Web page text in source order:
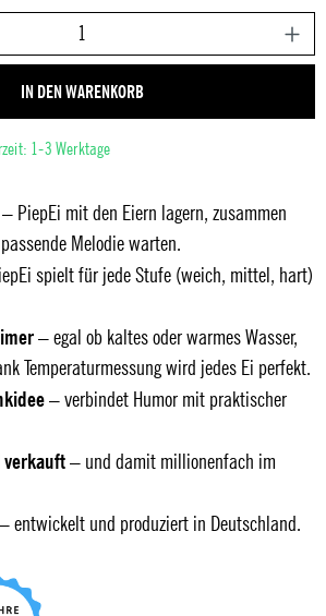
IN DEN WARENKORB
1-3 Werktage
– PiepEi mit den Eiern lagern, zusammen
Melodie warten.
spielt für jede Stufe (weich, mittel, hart)
– egal ob kaltes oder warmes Wasser,
Temperaturmessung wird jedes Ei perfekt.
– verbindet Humor mit praktischer
verkauft– und damit millionenfach im
– entwickelt und produziert in Deutschland.